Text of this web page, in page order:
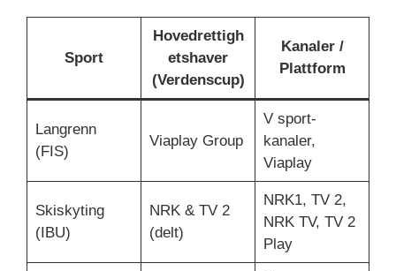
Sport
Hovedrettigh
etshaver
(Verdenscup)
Kanaler /
Plattform
Langrenn
(FIS)
Viaplay Group
V sport-
kanaler,
Viaplay
Skiskyting
(IBU)
NRK & TV 2
(delt)
NRK1, TV 2,
NRK TV, TV 2
Play